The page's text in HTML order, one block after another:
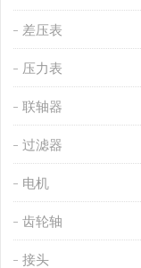
差压表
压力表
联轴器
过滤器
电机
齿轮轴
接头